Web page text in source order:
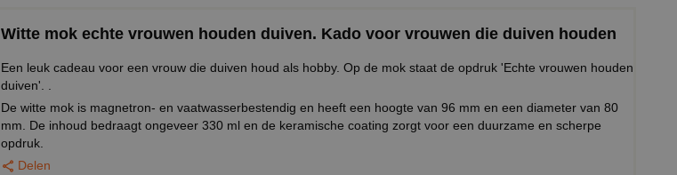
Witte mok echte vrouwen houden duiven. Kado voor vrouwen die duiven houden
Een leuk cadeau voor een vrouw die duiven houd als hobby. Op de mok staat de opdruk 'Echte vrouwen houden
duiven'. .
De witte mok is magnetron- en vaatwasserbestendig en heeft een hoogte van 96 mm en een diameter van 80
mm. De inhoud bedraagt ongeveer 330 ml en de keramische coating zorgt voor een duurzame en scherpe
opdruk.
Delen